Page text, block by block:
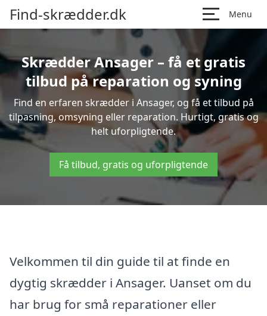
Find-skrædder.dk Menu
Skrædder Ansager – få et gratis
tilbud på reparation og syning
Find en erfaren skrædder i Ansager, og få et tilbud på
tilpasning, omsyning eller reparation. Hurtigt, gratis og
helt uforpligtende.
Få tilbud, gratis og uforpligtende
Velkommen til din guide til at finde en
dygtig skrædder i Ansager. Uanset om du
har brug for små reparationer eller